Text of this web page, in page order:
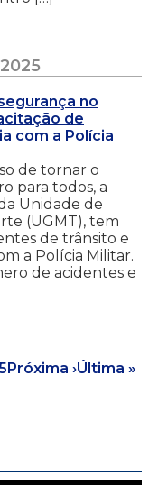
no
de
com a Polícia
de tornar o
para todos, a
Unidade de
(UGMT), tem
de trânsito e
a Polícia Militar.
de acidentes e
Próxima ›Última »